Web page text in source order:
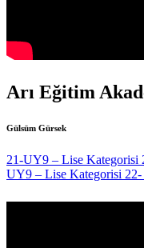
Arı Eğitim
Gülsüm Gürsek
21-UY9 – Lise Kategorisi
UY9 – Lise Kategorisi 22-